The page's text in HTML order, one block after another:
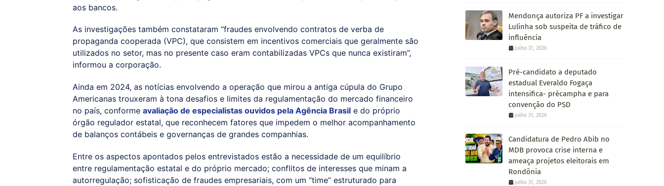
aos bancos.
As investigações também constataram “fraudes envolvendo contratos de verba de
propaganda cooperada (VPC), que consistem em incentivos comerciais que geralmente são
utilizados no setor, mas no presente caso eram contabilizadas VPCs que nunca existiram”,
informou a corporação.
Ainda em 2024, as notícias envolvendo a operação que mirou a antiga cúpula do Grupo
Americanas trouxeram à tona desafios e limites da regulamentação do mercado financeiro
no país, conforme avaliação de especialistas ouvidos pela Agência Brasil e do próprio
órgão regulador estatal, que reconhecem fatores que impedem o melhor acompanhamento
de balanços contábeis e governanças de grandes companhias.
Entre os aspectos apontados pelos entrevistados estão a necessidade de um equilíbrio
entre regulamentação estatal e do próprio mercado; conflitos de interesses que minam a
autorregulação; sofisticação de fraudes empresariais, com um “time” estruturado para
Mendonça autoriza PF a investigar
Lulinha sob suspeita de tráfico de
influência
julho 31, 2026
Pré-candidato a deputado
estadual Everaldo Fogaça
intensifica- précampha e para
convenção do PSD
julho 31, 2026
Candidatura de Pedro Abib no
MDB provoca crise interna e
ameaça projetos eleitorais em
Rondônia
julho 31, 2026